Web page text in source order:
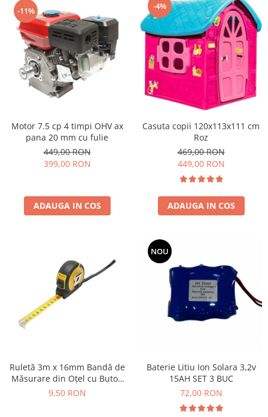
-11%
Motor 7.5 cp 4 timpi OHV ax
pana 20 mm cu fulie
449,00 RON
399,00 RON
ADAUGA IN COS
-4%
Casuta copii 120x113x111 cm
Roz
469,00 RON
449,00 RON
ADAUGA IN COS
Ruletă 3m x 16mm Bandă de
Măsurare din Oțel cu Buton
de Blocare
9,50 RON
NOU
Baterie Litiu Ion Solara 3,2v
15AH SET 3 BUC
72,00 RON